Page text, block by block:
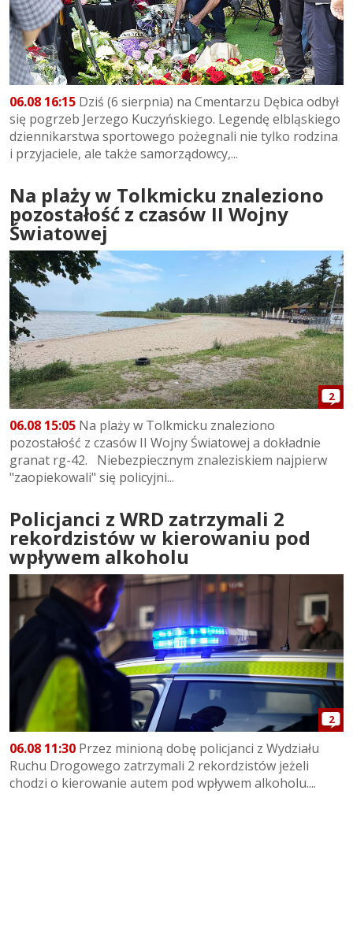
06.08 16:15 Dziś (6 sierpnia) na Cmentarzu Dębica odbył
się pogrzeb Jerzego Kuczyńskiego. Legendę elbląskiego
dziennikarstwa sportowego pożegnali nie tylko rodzina
i przyjaciele, ale także samorządowcy,...
Na plaży w Tolkmicku znaleziono
pozostałość z czasów II Wojny
Światowej
2
06.08 15:05 Na plaży w Tolkmicku znaleziono
pozostałość z czasów II Wojny Światowej a dokładnie
granat rg-42. Niebezpiecznym znaleziskiem najpierw
"zaopiekowali" się policyjni...
Policjanci z WRD zatrzymali 2
rekordzistów w kierowaniu pod
wpływem alkoholu
2
06.08 11:30 Przez minioną dobę policjanci z Wydziału
Ruchu Drogowego zatrzymali 2 rekordzistów jeżeli
chodzi o kierowanie autem pod wpływem alkoholu....